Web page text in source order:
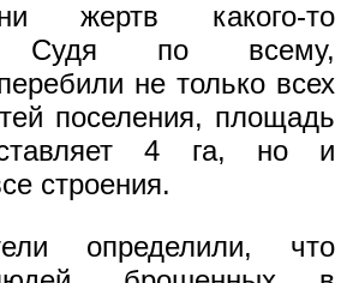
жертв какого-то
Судя по всему,
не только всех
поселения, площадь
4 га, но и
строения.
определили, что